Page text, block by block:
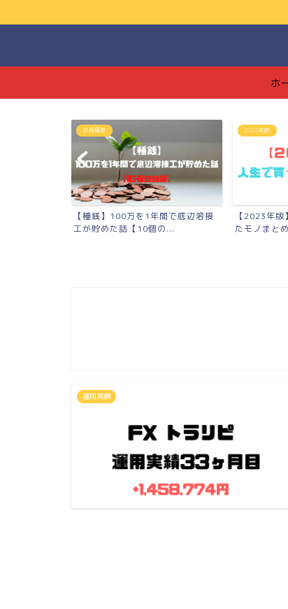
ホ
お得情報
【種銭】100万を1年間で底辺溶接
工が貯めた話【10個の...
2023年版
【2023年
たモノまとめ
運用実績